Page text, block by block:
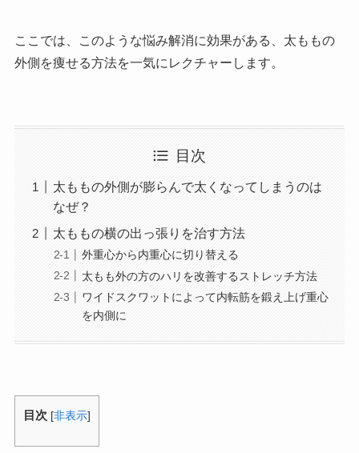
ここでは、このような悩み解消に効果がある、太ももの
外側を痩せる方法を一気にレクチャーします。
目次
太ももの外側が膨らんで太くなってしまうのは
なぜ？
太ももの横の出っ張りを治す方法
外重心から内重心に切り替える
太もも外の方のハリを改善するストレッチ方法
ワイドスクワットによって内転筋を鍛え上げ重心
を内側に
目次 [非表示]